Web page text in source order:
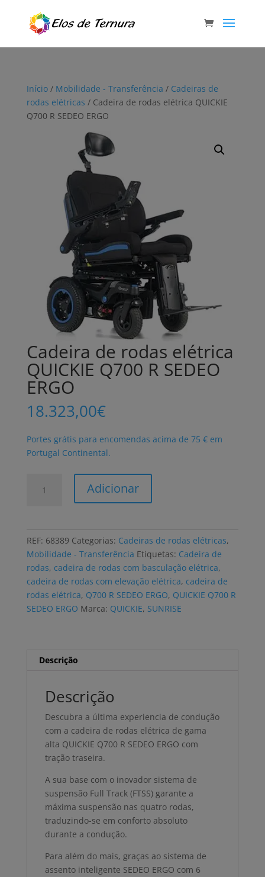
Início/ Mobilidade - Transferência / Cadeiras de
rodas elétricas / Cadeira de rodas elétrica QUICKIE
Q700 R SEDEO ERGO
Cadeira de rodas elétrica
QUICKIE Q700 R SEDEO
ERGO
18.323,00€
Portes grátis para encomendas acima de 75 € em
Portugal Continental.
elétrica
QUICKIE
Q700
Adicionar
REF: 68389 Categorias: Cadeiras de rodas elétricas,
Mobilidade - Transferência Etiquetas: Cadeira de
rodas, cadeira de rodas com basculação elétrica,
cadeira de rodas com elevação elétrica, cadeira de
rodas elétrica, Q700 R SEDEO ERGO, QUICKIE Q700 R
SEDEO ERGO Marca: QUICKIE, SUNRISE
Descrição
Descrição
Descubra a última experiencia de condução
com a cadeira de rodas elétrica de gama
alta QUICKIE Q700 R SEDEO ERGO com
tração traseira.
A sua base com o inovador sistema de
suspensão Full Track (FTSS) garante a
máxima suspensão nas quatro rodas,
traduzindo-se em conforto absoluto
durante a condução.
Para além do mais, graças ao sistema de
assento inteligente SEDEO ERGO com 6